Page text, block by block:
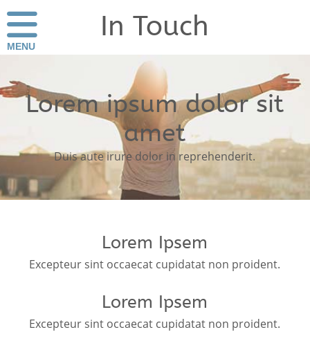
In Touch
MENU
Lorem ipsum dolor sit
amet
Duis aute irure dolor in reprehenderit.
Lorem Ipsem
Excepteur sint occaecat cupidatat non proident.
Lorem Ipsem
Excepteur sint occaecat cupidatat non proident.